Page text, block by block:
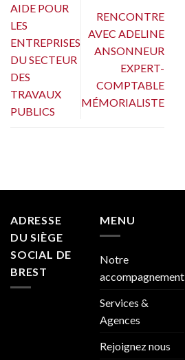
AIDE POUR
LES
ENTREPRISES
DU SECTEUR
DES
TRAVAUX
PUBLICS
RENCONTRE
AVEC ADELINE
ANSONNEUR
EXPERT-
COMPTABLE
MÉMORIALISTE
ADRESSE
DU SIÈGE
SOCIAL DE
BREST
MENU
Notre
accompagnement
Services &
Agences
Rejoignez nous